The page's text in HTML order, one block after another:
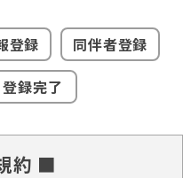
登録
同伴者登録
登録完了
約 ■